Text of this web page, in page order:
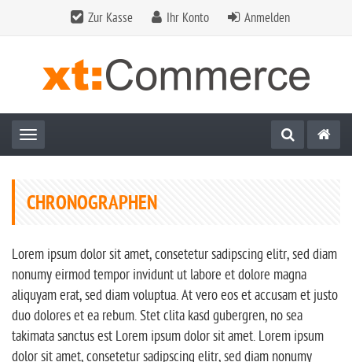
Zur Kasse Ihr Konto Anmelden
Toggle navigation
CHRONOGRAPHEN
Lorem ipsum dolor sit amet, consetetur sadipscing elitr, sed diam
nonumy eirmod tempor invidunt ut labore et dolore magna
aliquyam erat, sed diam voluptua. At vero eos et accusam et justo
duo dolores et ea rebum. Stet clita kasd gubergren, no sea
takimata sanctus est Lorem ipsum dolor sit amet. Lorem ipsum
dolor sit amet, consetetur sadipscing elitr, sed diam nonumy